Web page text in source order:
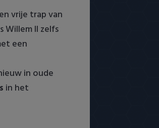
vrije trap van
II zelfs
een
in oude
in het